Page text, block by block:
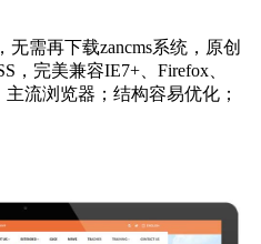
无需再下载zancms系统，原创
，完美兼容IE7+、Firefox、
主流浏览器；结构容易优化；